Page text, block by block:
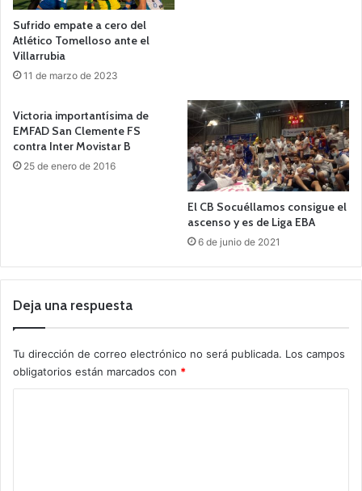
Sufrido empate a cero del
Atlético Tomelloso ante el
Villarrubia
11 de marzo de 2023
Victoria importantísima de
EMFAD San Clemente FS
contra Inter Movistar B
25 de enero de 2016
El CB Socuéllamos consigue el
ascenso y es de Liga EBA
6 de junio de 2021
Deja una respuesta
Tu dirección de correo electrónico no será publicada. Los campos
obligatorios están marcados con *